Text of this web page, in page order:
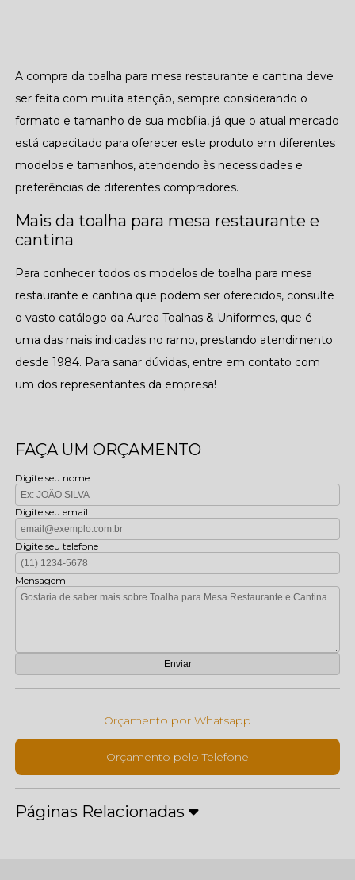
A compra da toalha para mesa restaurante e cantina deve
ser feita com muita atenção, sempre considerando o
formato e tamanho de sua mobília, já que o atual mercado
está capacitado para oferecer este produto em diferentes
modelos e tamanhos, atendendo às necessidades e
preferências de diferentes compradores.
Mais da toalha para mesa restaurante e
cantina
Para conhecer todos os modelos de toalha para mesa
restaurante e cantina que podem ser oferecidos, consulte
o vasto catálogo da Aurea Toalhas & Uniformes, que é
uma das mais indicadas no ramo, prestando atendimento
desde 1984. Para sanar dúvidas, entre em contato com
um dos representantes da empresa!
FAÇA UM ORÇAMENTO
Digite seu nome
Digite seu email
Digite seu telefone
Mensagem
Orçamento por Whatsapp
Orçamento pelo Telefone
Páginas Relacionadas